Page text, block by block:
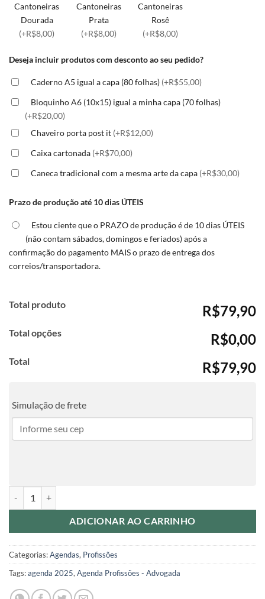
Cantoneiras
Dourada
(+R$8,00)
Cantoneiras
Prata
(+R$8,00)
Cantoneiras
Rosê
(+R$8,00)
Deseja incluir produtos com desconto ao seu pedido?
Caderno A5 igual a capa (80 folhas) (+R$55,00)
Bloquinho A6 (10x15) igual a minha capa (70 folhas)
(+R$20,00)
Chaveiro porta post it (+R$12,00)
Caixa cartonada (+R$70,00)
Caneca tradicional com a mesma arte da capa (+R$30,00)
Prazo de produção até 10 dias ÚTEIS
Estou ciente que o PRAZO de produção é de 10 dias ÚTEIS
(não contam sábados, domingos e feriados) após a
confirmação do pagamento MAIS o prazo de entrega dos
correios/transportadora.
Total produto R$79,90
Total opções R$0,00
Total R$79,90
Simulação de frete
ADICIONAR AO CARRINHO
Categorias:Agendas, Profissões
Tags:agenda 2025, Agenda Profissões - Advogada